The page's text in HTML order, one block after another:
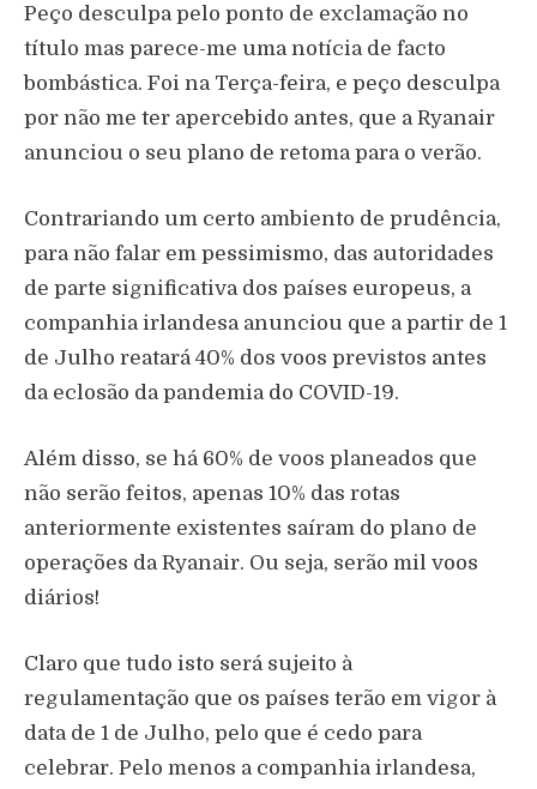
Peço desculpa pelo ponto de exclamação no
título mas parece-me uma notícia de facto
bombástica. Foi na Terça-feira, e peço desculpa
por não me ter apercebido antes, que a Ryanair
anunciou o seu plano de retoma para o verão.
Contrariando um certo ambiento de prudência,
para não falar em pessimismo, das autoridades
de parte significativa dos países europeus, a
companhia irlandesa anunciou que a partir de 1
de Julho reatará 40% dos voos previstos antes
da eclosão da pandemia do COVID-19.
Além disso, se há 60% de voos planeados que
não serão feitos, apenas 10% das rotas
anteriormente existentes saíram do plano de
operações da Ryanair. Ou seja, serão mil voos
diários!
Claro que tudo isto será sujeito à
regulamentação que os países terão em vigor à
data de 1 de Julho, pelo que é cedo para
celebrar. Pelo menos a companhia irlandesa,